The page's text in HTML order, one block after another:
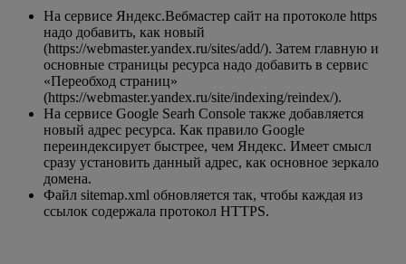
На сервисе Яндекс.Вебмастер сайт на протоколе https
надо добавить, как новый
(https://webmaster.yandex.ru/sites/add/). Затем главную и
основные страницы ресурса надо добавить в сервис
«Переобход страниц»
(https://webmaster.yandex.ru/site/indexing/reindex/).
На сервисе Google Searh Console также добавляется
новый адрес ресурса. Как правило Google
переиндексирует быстрее, чем Яндекс. Имеет смысл
сразу установить данный адрес, как основное зеркало
домена.
Файл sitemap.xml обновляется так, чтобы каждая из
ссылок содержала протокол HTTPS.